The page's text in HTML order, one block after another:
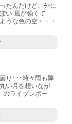
たんだけど、外に
い 風が強くて
うな色の空・・・
り･･･時々雨も降
い月を想いなが
のライブレポー